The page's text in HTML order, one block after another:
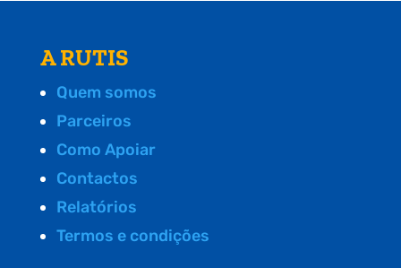
A RUTIS
Quem somos
Parceiros
Como Apoiar
Contactos
Relatórios
Termos e condições